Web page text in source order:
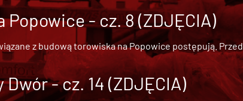
- cz. 8 (ZDJĘCIA)
z budową torowiska na Popowice postępują.
- cz. 14 (ZDJĘCIA)